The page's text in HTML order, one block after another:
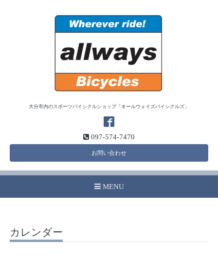
大分市内のスポーツバイシクルショップ「オールウェイズバイシクルズ」
097-574-7470
お問い合わせ
MENU
カレンダー